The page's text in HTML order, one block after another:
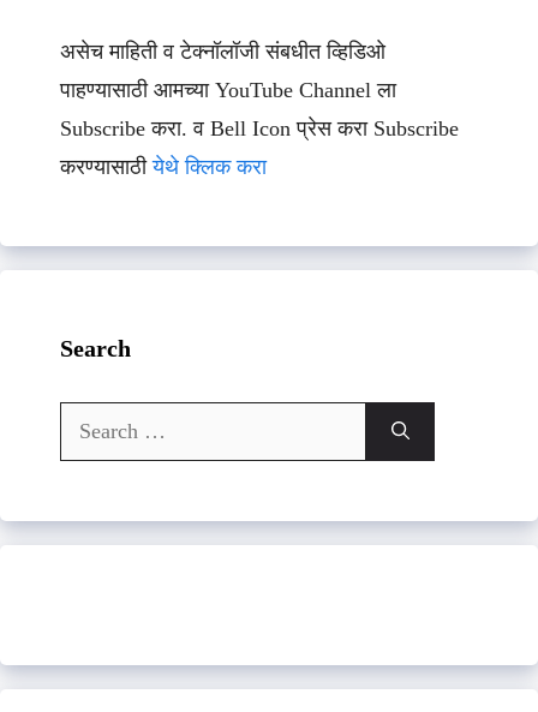
असेच माहिती व टेक्नॉलॉजी संबधीत व्हिडिओ
पाहण्यासाठी आमच्या YouTube Channel ला
Subscribe करा. व Bell Icon प्रेस करा Subscribe
करण्यासाठीयेथे क्लिक करा
Search
Search
for: